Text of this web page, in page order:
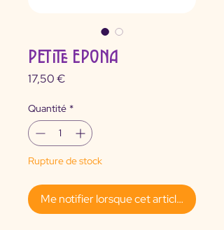
PETITE EPONA
17,50 €Prix
Quantité *
Rupture de stock
Me notifier lorsque cet article est